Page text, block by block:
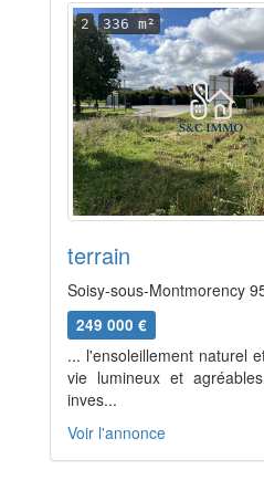
2 336 m²
terrain
Soisy-sous-Montmorency
249 000 €
... l'ensoleillement naturel
vie lumineux et
inves...
Voir l'annonce